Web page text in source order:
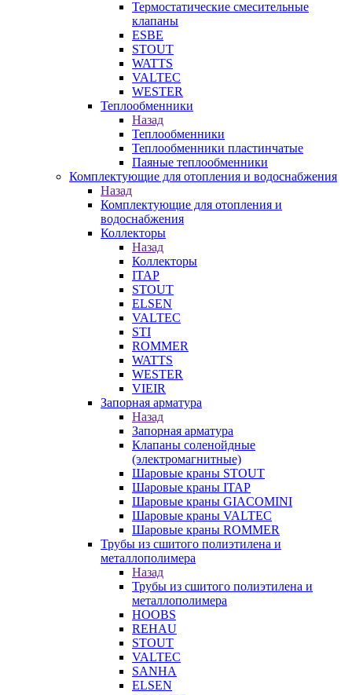
Термостатические смесительные
клапаны
ESBE
STOUT
WATTS
VALTEC
WESTER
Теплообменники
Назад
Теплообменники
Теплообменники пластинчатые
Паяные теплообменники
Комплектующие для отопления и водоснабжения
Назад
Комплектующие для отопления и
водоснабжения
Коллекторы
Назад
Коллекторы
ITAP
STOUT
ELSEN
VALTEC
STI
ROMMER
WATTS
WESTER
VIEIR
Запорная арматура
Назад
Запорная арматура
Клапаны соленойдные
(электромагнитные)
Шаровые краны STOUT
Шаровые краны ITAP
Шаровые краны GIACOMINI
Шаровые краны VALTEC
Шаровые краны ROMMER
Трубы из сшитого полиэтилена и
металлополимера
Назад
Трубы из сшитого полиэтилена и
металлополимера
HOOBS
REHAU
STOUT
VALTEC
SANHA
ELSEN